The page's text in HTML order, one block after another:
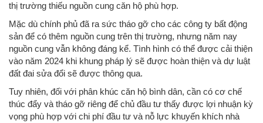
thị trường thiếu nguồn cung căn hộ phù hợp.
Mặc dù chính phủ đã ra sức tháo gỡ cho các công ty bất động
sản để có thêm nguồn cung trên thị trường, nhưng năm nay
nguồn cung vẫn không đáng kể. Tình hình có thể được cải thiện
vào năm 2024 khi khung pháp lý sẽ được hoàn thiện và dự luật
đất đai sửa đổi sẽ được thông qua.
Tuy nhiên, đối với phân khúc căn hộ bình dân, cần có cơ chế
thúc đẩy và tháo gỡ riêng để chủ đầu tư thấy được lợi nhuận kỳ
vọng phù hợp với chi phí đầu tư và nỗ lực khuyến khích nhà